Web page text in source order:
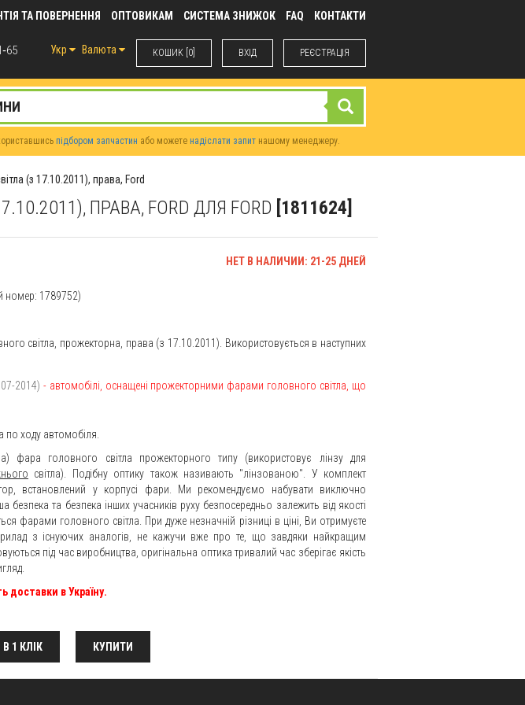
ТА ПОВЕРНЕННЯ ОПТОВИКАМ СИСТЕМА ЗНИЖОК FAQ КОНТАКТИ
КОШИК [0] ВХIД РЕЄСТРАЦІЯ
Укр Валюта
підбором запчастин або можете надіслати запит нашому менеджеру.
(з 17.10.2011), права, Ford
ПРАВА, FORD ДЛЯ FORD [1811624]
НЕТ В НАЛИЧИИ: 21-25 ДНЕЙ
номер: 1789752)
світла, прожекторна, права (з 17.10.2011). Використовується в наступних
2014) - автомобілі, оснащені прожекторними фарами головного світла, що
по ходу автомобіля.
фара головного світла прожекторного типу (використовує лінзу для
світла). Подібну оптику також називають "лінзованою". У комплект
встановлений у корпусі фари. Ми рекомендуємо набувати виключно
безпека та безпека інших учасників руху безпосередньо залежить від якості
фарами головного світла. При дуже незначній різниці в ціні, Ви отримуєте
з існуючих аналогів, не кажучи вже про те, що завдяки найкращим
під час виробництва, оригінальна оптика тривалий час зберігає якість
доставки в Україну.
1 КЛІК КУПИТИ